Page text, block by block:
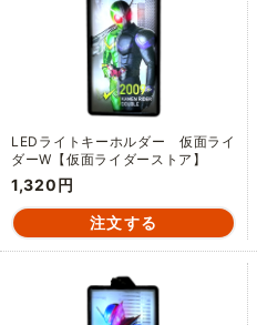
LEDライトキーホルダー 仮面ライ
ダーW【仮面ライダーストア】
1,320円